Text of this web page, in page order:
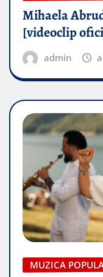
Mihaela
[videoclip
admin
MUZICA